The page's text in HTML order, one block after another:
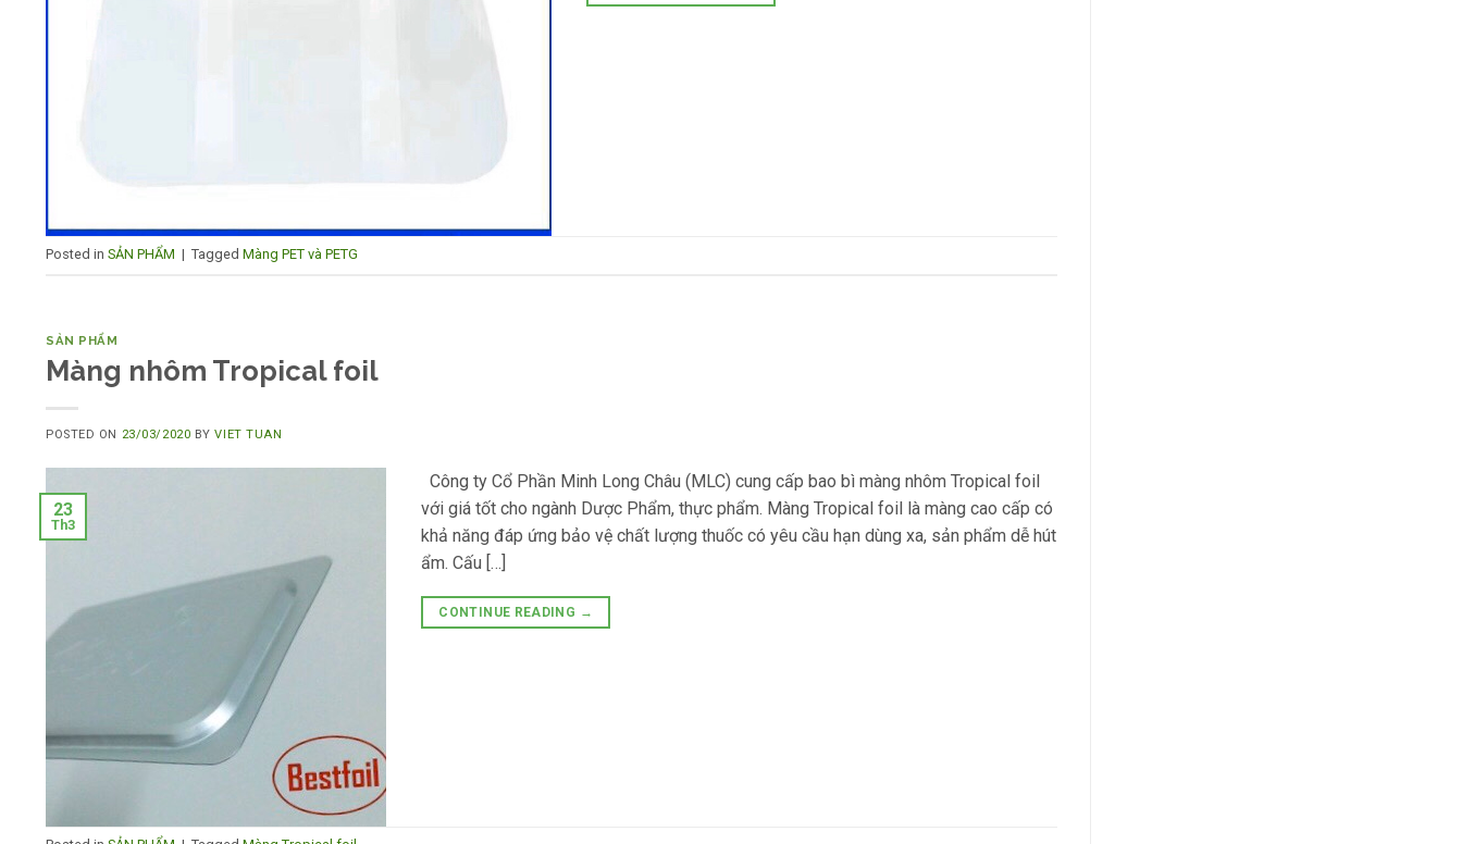
Posted in SẢN PHẨM | Tagged Màng PET và PETG
SẢN PHẨM
Màng nhôm Tropical foil
POSTED ON 23/03/2020 BYVIET TUAN
23
Th3
Công ty Cổ Phần Minh Long Châu (MLC) cung cấp bao bì màng nhôm Tropical foil
với giá tốt cho ngành Dược Phẩm, thực phẩm. Màng Tropical foil là màng cao cấp có
khả năng đáp ứng bảo vệ chất lượng thuốc có yêu cầu hạn dùng xa, sản phẩm dễ hút
ẩm. Cấu […]
CONTINUE READING →